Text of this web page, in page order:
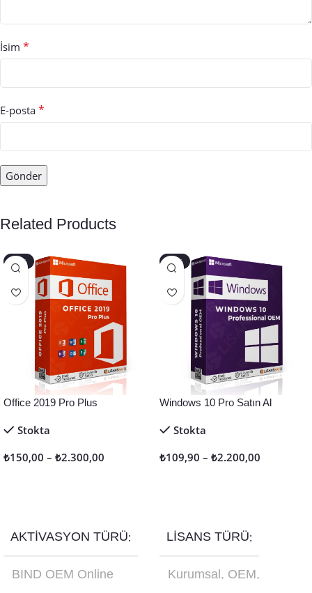
İsim *
E-posta *
Related Products
-40%
Office 2019 Pro Plus
Stokta
₺150,00 – ₺2.300,00
AKTIVASYON TÜRÜ
BIND OEM Online
-45%
Windows 10 Pro Satın Al
Stokta
₺109,90 – ₺2.200,00
LISANS TÜRÜ
Kurumsal , OEM,